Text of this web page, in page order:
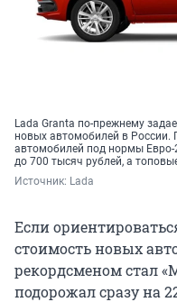
Lada Granta по-прежнему
новых автомобилей в России.
автомобилей под нормы
до 700 тысяч рублей, а
Источник: Lada
Если
стоимость новых
рекордсменом стал
подорожал сразу на